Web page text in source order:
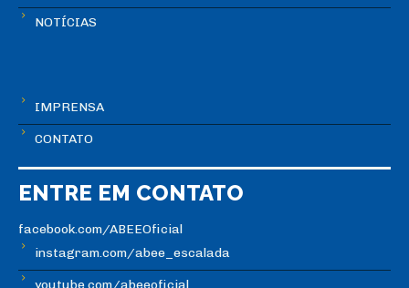
NOTÍCIAS
IMPRENSA
CONTATO
ENTRE EM CONTATO
facebook.com/ABEEOficial
instagram.com/abee_escalada
youtube.com/abeeoficial